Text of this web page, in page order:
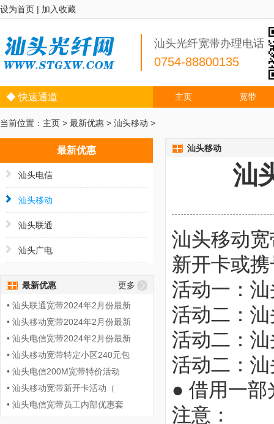
设为首页 | 加入收藏
汕头光纤宽带办理电话
0754-88800135
◆ 快速通道 主页 宽带
当前位置： 主页 > 最新优惠 > 汕头移动 >
最新优惠
汕头电信
汕头移动
汕头联通
汕头广电
最新优惠 更多
• 汕头联通宽带2024年2月份最新
• 汕头移动宽带2024年2月份最新
• 汕头电信宽带2024年2月份最新
• 汕头移动宽带特定小区240元包
• 汕头电信200M宽带特价活动
• 汕头移动宽带新开卡活动（
• 汕头电信宽带员工内部优惠套
汕头移动
汕
汕头移动
新开卡或
活动一：
活动二：
活动二：
活动二：
● 借用一部
注意：